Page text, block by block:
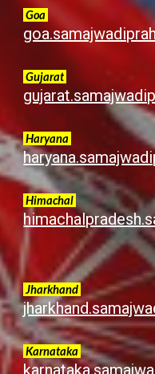
Goa
Gujarat
Haryana
Himachal
Jharkhand
Karnataka